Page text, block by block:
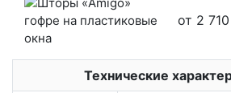
от 2
Технические